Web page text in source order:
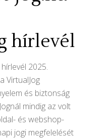
hírlevél
2025.
VirtualJog
és biztonság
mindig az volt
és webshop-
jogi megfelelését